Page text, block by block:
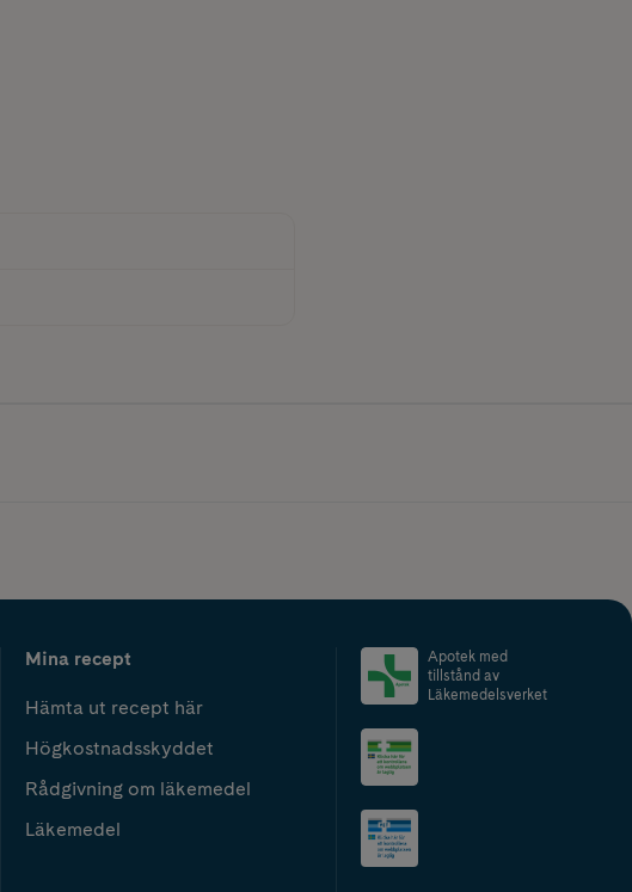
Mina recept
Hämta ut recept här
Högkostnadsskyddet
Rådgivning om läkemedel
Läkemedel
Apotek med
tillstånd av
Läkemedelsverket